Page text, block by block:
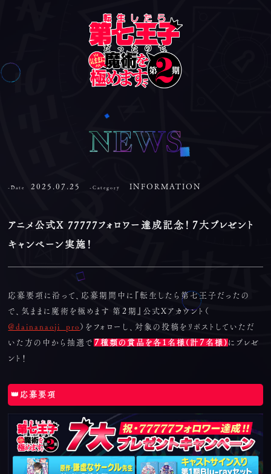
-Date 2025.07.25 -Category INFORMATION
アニメ公式X 77777フォロワー達成記念！７大プレゼント
キャンペーン実施！
応募要項に沿って、応募期間中に『転生したら第七王子だったの
で、気ままに魔術を極めます 第２期』公式Xアカウント（
@dainanaoji_pro ）をフォローし、対象の投稿をリポストしていただ
いた方の中から抽選で ７種類の賞品を各１名様(計７名様) にプレゼ
ント！
👑応募要項